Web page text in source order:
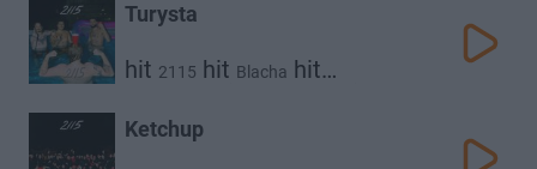
Turysta
hit 2115 hit Blacha hit
Kuqe 2115
Ketchup